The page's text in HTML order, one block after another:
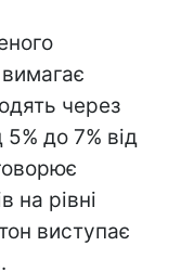
через
5% до 7% від
на рівні
виступає